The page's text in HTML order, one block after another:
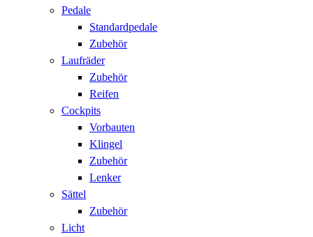
Pedale
Standardpedale
Zubehör
Laufräder
Zubehör
Reifen
Cockpits
Vorbauten
Klingel
Zubehör
Lenker
Sättel
Zubehör
Licht